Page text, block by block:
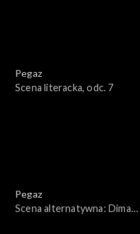
Pegaz
Scena literacka, odc. 7
Pegaz
Scena alternatywna: Dima